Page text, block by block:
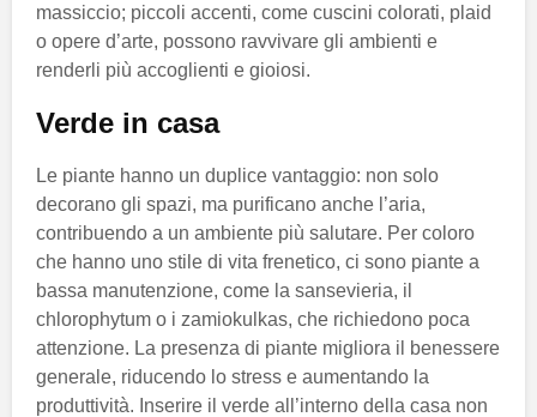
massiccio; piccoli accenti, come cuscini colorati, plaid
o opere d’arte, possono ravvivare gli ambienti e
renderli più accoglienti e gioiosi.
Verde in casa
Le piante hanno un duplice vantaggio: non solo
decorano gli spazi, ma purificano anche l’aria,
contribuendo a un ambiente più salutare. Per coloro
che hanno uno stile di vita frenetico, ci sono piante a
bassa manutenzione, come la sansevieria, il
chlorophytum o i zamiokulkas, che richiedono poca
attenzione. La presenza di piante migliora il benessere
generale, riducendo lo stress e aumentando la
produttività. Inserire il verde all’interno della casa non